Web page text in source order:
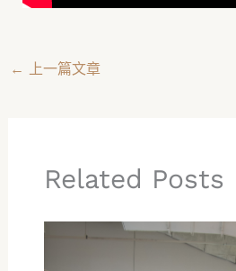
← 上一篇文章
Related Posts